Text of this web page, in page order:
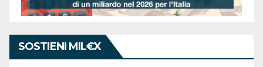
SOSTIENI MIL€X